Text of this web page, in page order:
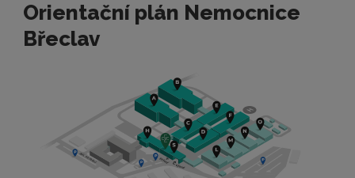
Orientační plán Nemocnice
Břeclav